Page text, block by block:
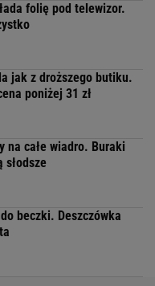
folię pod telewizor.
jak z droższego butiku.
poniżej 31 zł
na całe wiadro. Buraki
słodsze
beczki. Deszczówka